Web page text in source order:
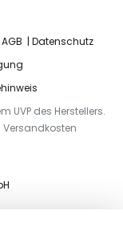
AGB
Datenschutz
UVP des Herstellers.
Versandkosten